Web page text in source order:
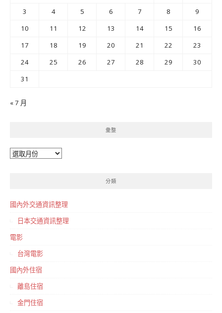
3
4 5 6 7 8
9
10
11 12 13 14 15
16
17
18 19 20 21 22
23
24
25 26 27 28 29
30
31
« 7 月
彙整
彙
分類
國內外交通資訊整理
日本交通資訊整理
電影
台灣電影
國內外住宿
離島住宿
金門住宿